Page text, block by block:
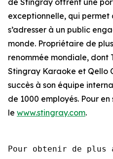
exceptionnelle, qui permet
s’adresser à un public
monde. Propriétaire de
renommée mondiale, dont
Stingray Karaoke et Qello
succès à son équipe
de 1000 employés. Pour
le www.stingray.com.
Pour obtenir de plus